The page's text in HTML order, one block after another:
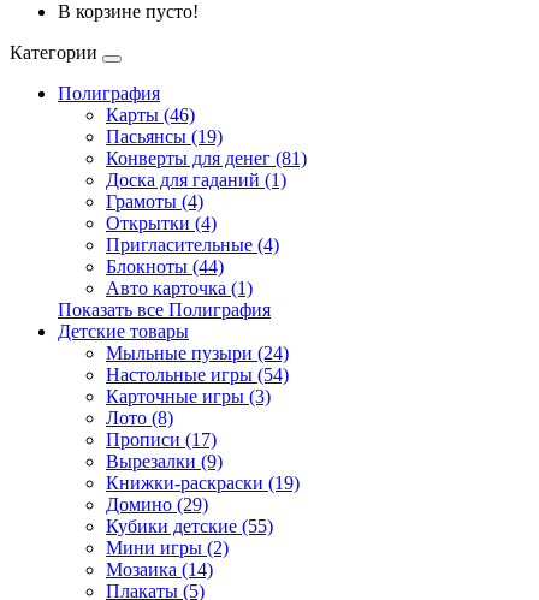
В корзине пусто!
Категории
Полиграфия
Карты (46)
Пасьянсы (19)
Конверты для денег (81)
Доска для гаданий (1)
Грамоты (4)
Открытки (4)
Пригласительные (4)
Блокноты (44)
Авто карточка (1)
Показать все Полиграфия
Детские товары
Мыльные пузыри (24)
Настольные игры (54)
Карточные игры (3)
Лото (8)
Прописи (17)
Вырезалки (9)
Книжки-раскраски (19)
Домино (29)
Кубики детские (55)
Мини игры (2)
Мозаика (14)
Плакаты (5)